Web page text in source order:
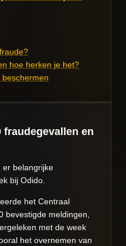
hoe herken je het?
fraudegevallen en
er belangrijke
bij Odido.
het Centraal
bevestigde meldingen,
met de week
het overnemen van